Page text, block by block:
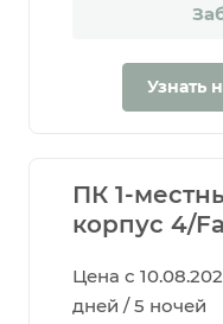
Узнать
ПК 1-
корпус 4/
Цена с
дней / 5 ночей